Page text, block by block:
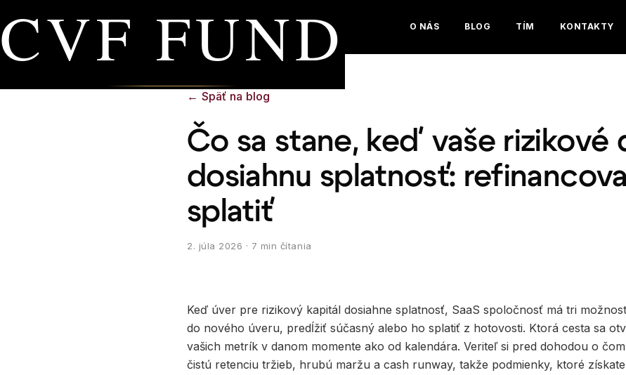
CVF FUND O NÁS BLOG TÍM KONTAKTY
← Späť na blog
Čo sa stane, keď vaše rizikové
dosiahnu splatnosť:
splatiť
2. júla 2026 · 7 min čítania
Keď úver pre rizikový kapitál dosiahne splatnosť, SaaS spoločnosť má tri
do nového úveru, predĺžiť súčasný alebo ho splatiť z hotovosti. Ktorá cesta sa
vašich metrík v danom momente ako od kalendára. Veriteľ si pred dohodou o
čistú retenciu tržieb, hrubú maržu a cash runway, takže podmienky, ktoré